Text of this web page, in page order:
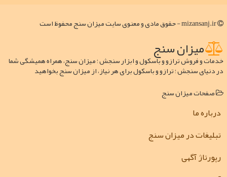
میزان سنج
خدمات و فروش ترازو و باسکول و ابزار سنجش ؛ میزان سنج، همراه همیشگی شما
در دنیای سنجش ؛ ترازو و باسکول برای هر نیاز، از میزان سنج بخواهید
صفحات میزان سنج
درباره ما
تبلیغات در میزان سنج
رپورتاژ آگهی